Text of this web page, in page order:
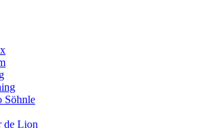
Söhnle
de Lion